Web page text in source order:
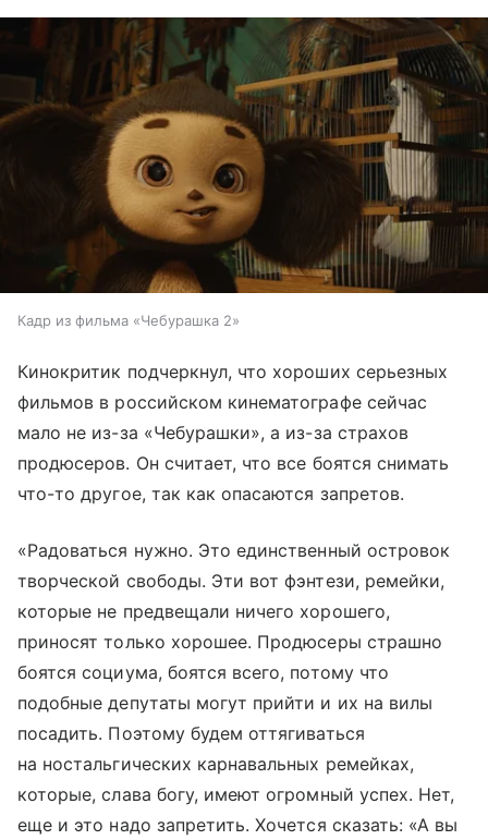
Кадр из фильма «Чебурашка 2»
Кинокритик подчеркнул, что хороших серьезных
фильмов в российском кинематографе сейчас
мало не из-за «Чебурашки», а из-за страхов
продюсеров. Он считает, что все боятся снимать
что-то другое, так как опасаются запретов.
«Радоваться нужно. Это единственный островок
творческой свободы. Эти вот фэнтези, ремейки,
которые не предвещали ничего хорошего,
приносят только хорошее. Продюсеры страшно
боятся социума, боятся всего, потому что
подобные депутаты могут прийти и их на вилы
посадить. Поэтому будем оттягиваться
на ностальгических карнавальных ремейках,
которые, слава богу, имеют огромный успех. Нет,
еще и это надо запретить. Хочется сказать: «А вы